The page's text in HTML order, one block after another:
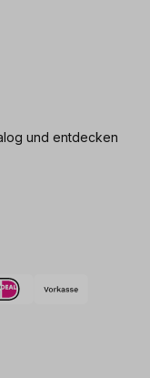
und entdecken